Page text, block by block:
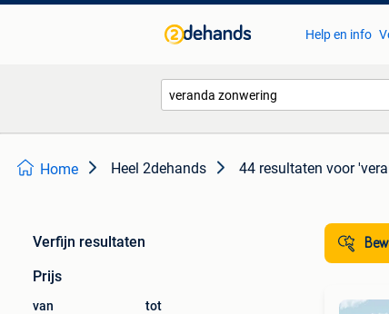
Help en info
Home Heel 2dehands 44 resultaten voor
Verfijn resultaten
Prijs
van tot